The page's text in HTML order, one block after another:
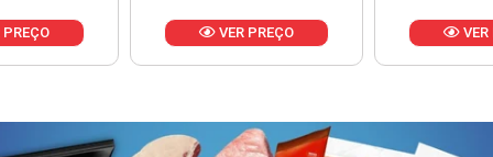
PREÇO VER PREÇO VER